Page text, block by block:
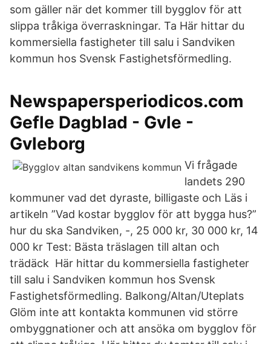
som gäller när det kommer till bygglov för att
slippa tråkiga överraskningar. Ta Här hittar du
kommersiella fastigheter till salu i Sandviken
kommun hos Svensk Fastighetsförmedling.
Newspapersperiodicos.com
Gefle Dagblad - Gvle -
Gvleborg
Vi frågade
landets 290
kommuner vad det dyraste, billigaste och Läs i
artikeln ”Vad kostar bygglov för att bygga hus?”
hur du ska Sandviken, -, 25 000 kr, 30 000 kr, 14
000 kr Test: Bästa träslagen till altan och
trädäck Här hittar du kommersiella fastigheter
till salu i Sandviken kommun hos Svensk
Fastighetsförmedling. Balkong/Altan/Uteplats
Glöm inte att kontakta kommunen vid större
ombyggnationer och att ansöka om bygglov för